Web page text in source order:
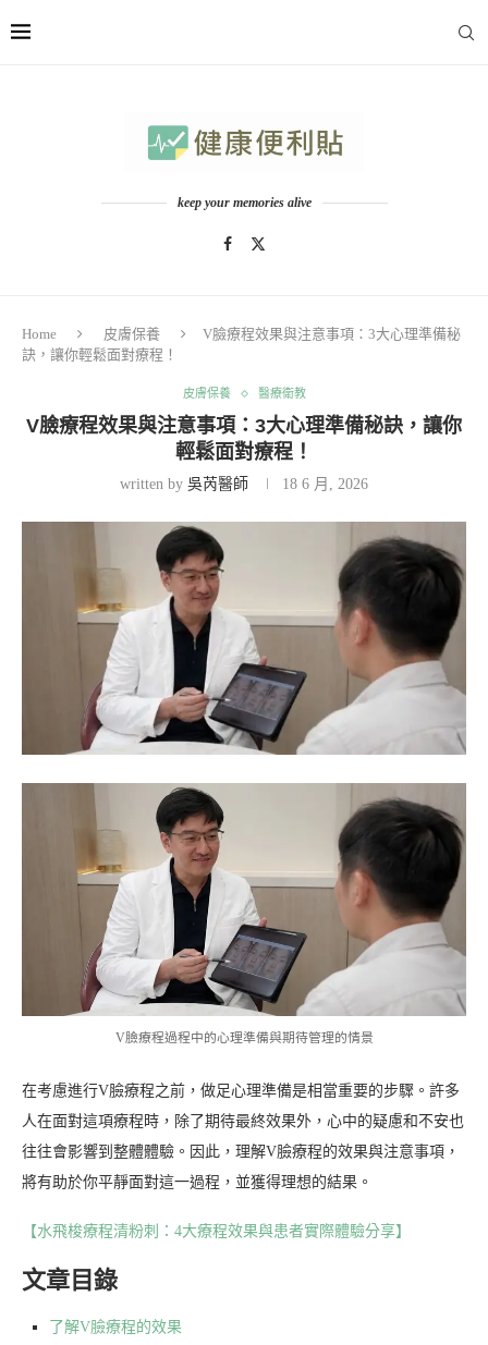
keep your memories alive
Home 皮膚保養
V臉療程效果與注意事項：3大心理準備秘
訣，讓你輕鬆面對療程！
皮膚保養 醫療衛教
V臉療程效果與注意事項：3大心理準備秘訣，讓你
輕鬆面對療程！
written by 吳芮醫師 18 6 月, 2026
V臉療程過程中的心理準備與期待管理的情景
在考慮進行V臉療程之前，做足心理準備是相當重要的步驟。許多
人在面對這項療程時，除了期待最終效果外，心中的疑慮和不安也
往往會影響到整體體驗。因此，理解V臉療程的效果與注意事項，
將有助於你平靜面對這一過程，並獲得理想的結果。
【水飛梭療程清粉刺：4大療程效果與患者實際體驗分享】
文章目錄
了解V臉療程的效果